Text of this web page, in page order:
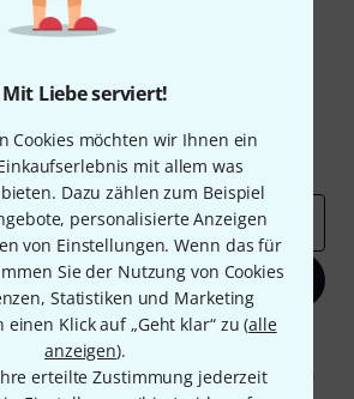
Mit Liebe serviert!
Cookies möchten wir Ihnen ein
mit allem was
Dazu zählen zum Beispiel
personalisierte Anzeigen
von Einstellungen. Wenn das für
Sie der Nutzung von Cookies
Statistiken und Marketing
Klick auf „Geht klar“ zu (alle
anzeigen).
erteilte Zustimmung jederzeit
Newsletter und gewinne mit
50 Gutscheinen über jeweils
Deals Thomann Insights
Jetzt anmelden
stimmen Sie dem Erhalt von E-Mail-
des E-Mail-Nutzungsverhaltens zu. Die
möglich. Weitere Informationen finden Sie in
Datenschutzhinweisen